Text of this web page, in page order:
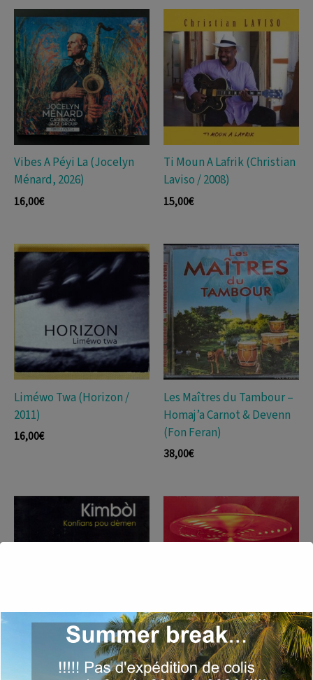
Vibes A Péyi La (Jocelyn
Ménard, 2026)
16,00€
Ti Moun A Lafrik (Christian
Laviso / 2008)
15,00€
Liméwo Twa (Horizon /
2011)
16,00€
Les Maîtres du Tambour –
Homaj’a Carnot & Devenn
(Fon Feran)
38,00€
Konfians pou dèmen
(Kimbòl / 2004)
Pop-Ka (Franck Nicolas,
2023)